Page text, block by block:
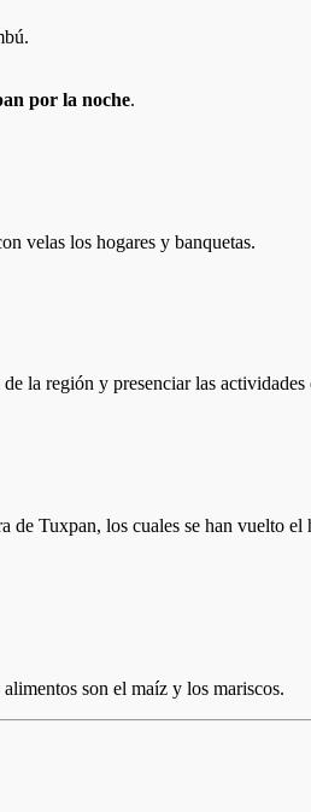
por la noche.
velas los hogares y banquetas.
la región y presenciar las actividades
Tuxpan, los cuales se han vuelto el
son el maíz y los mariscos.